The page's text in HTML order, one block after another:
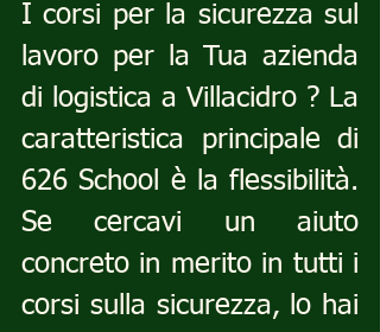
I corsi per la sicurezza sul
lavoro per la Tua azienda
di logistica a Villacidro ? La
caratteristica principale di
626 School è la flessibilità.
Se cercavi un aiuto
concreto in merito in tutti i
corsi sulla sicurezza, lo hai